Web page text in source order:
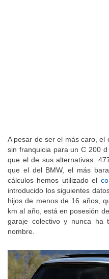
A pesar de ser el más caro,
sin franquicia para un C 200
que el de sus alternativas:
que el del BMW, el más
cálculos hemos utilizado el
introducido los siguientes
hijos de menos de 16 años,
km al año, está en posesión
garaje colectivo y nunca ha
nombre.